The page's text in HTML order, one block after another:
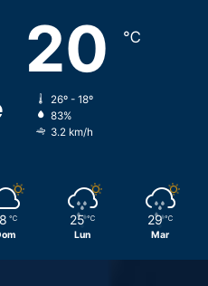
20 ℃
26º - 18º
83%
3.2 km/h
℃ 25 ℃
Lun
29 ℃
Mar